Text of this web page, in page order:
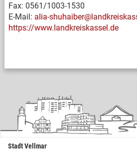
Fax: 0561/1003-1530
E-Mail: alia-
https://www.landkreiskassel.de
Stadt Vellmar